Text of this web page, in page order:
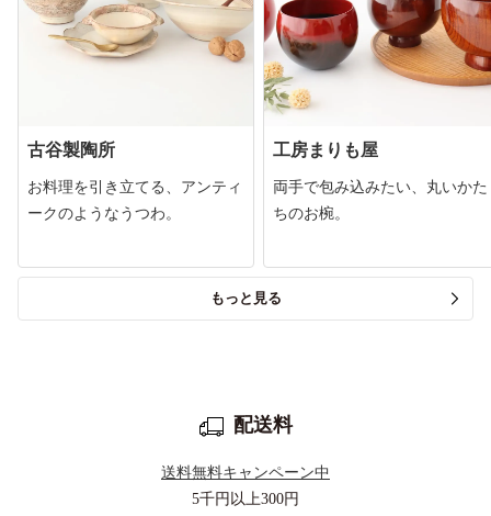
古谷製陶所
お料理を引き立てる、アンティ
ークのようなうつわ。
工房まりも屋
両手で包み込みたい、丸いかた
ちのお椀。
もっと見る
配送料
送料無料キャンペーン中
5千円以上300円